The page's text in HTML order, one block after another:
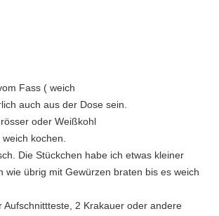
Fass ( weich
auch aus der Dose sein.
oder Weißkohl
kochen.
Die Stückchen habe ich etwas kleiner
wie übrig mit Gewürzen braten bis es weich
Aufschnittteste, 2 Krakauer oder andere